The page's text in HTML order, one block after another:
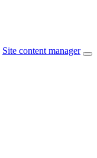
Site content manager